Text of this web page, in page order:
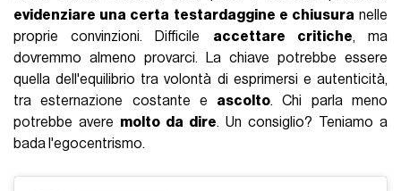
evidenziare una certa testardaggine e chiusura nelle
proprie convinzioni. Difficile accettare critiche, ma
dovremmo almeno provarci. La chiave potrebbe essere
quella dell'equilibrio tra volontà di esprimersi e autenticità,
tra esternazione costante e ascolto. Chi parla meno
potrebbe avere molto da dire. Un consiglio? Teniamo a
bada l'egocentrismo.